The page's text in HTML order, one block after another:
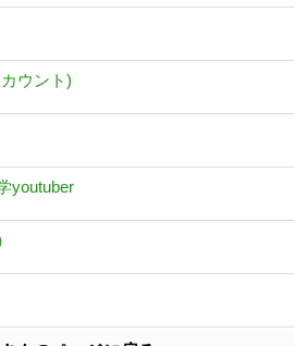
ウント)
youtuber